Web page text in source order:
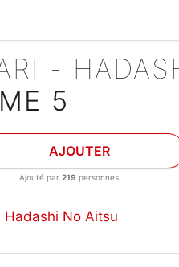
-
5
AJOUTER
Ajouté par219 personnes
Hadashi No Aitsu